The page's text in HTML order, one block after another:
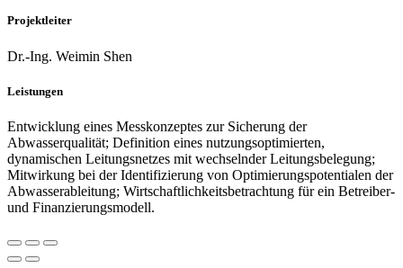
Projektleiter
Dr.-Ing. Weimin Shen
Leistungen
Entwicklung eines Messkonzeptes zur Sicherung der
Abwasserqualität; Definition eines nutzungsoptimierten,
dynamischen Leitungsnetzes mit wechselnder Leitungsbelegung;
Mitwirkung bei der Identifizierung von Optimierungspotentialen der
Abwasserableitung; Wirtschaftlichkeitsbetrachtung für ein Betreiber-
und Finanzierungsmodell.